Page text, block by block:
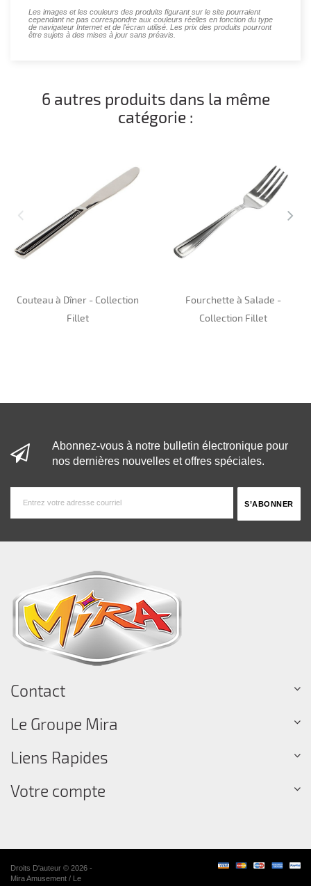
Les images et les couleurs des produits figurant sur le site pourraient
cependant ne pas correspondre aux couleurs réelles en fonction du type
de navigateur Internet et de l'écran utilisé. Les prix des produits pourront
être sujets à des mises à jour sans préavis.
6 autres produits dans la même
catégorie :
Couteau à Dîner - Collection
Fillet
Fourchette à Salade -
Collection Fillet
Abonnez-vous à notre bulletin électronique pour
nos dernières nouvelles et offres spéciales.
Contact
Le Groupe Mira
Liens Rapides
Votre compte
Droits D'auteur © 2026 -
Mira Amusement / Le